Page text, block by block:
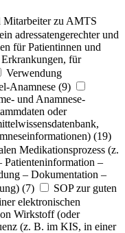
Mitarbeiter zu AMTS
adressatengerechter und
für Patientinnen und
für
Verwendung
Anamnese (9)
und Anamnese-
oder
(19)
Medikationsprozess (z.
Patienteninformation –
– Dokumentation –
(7)
SOP zur guten
elektronischen
Wirkstoff (oder
(z. B. im KIS, in einer